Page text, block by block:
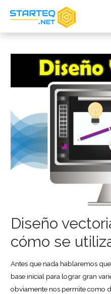
Diseño
cómo se
Antes que nada hablaremos
base inicial para lograr gran
obviamente nos permite como